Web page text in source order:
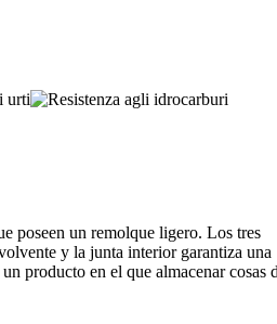
poseen un remolque ligero. Los tres
y la junta interior garantiza una
producto en el que almacenar cosas